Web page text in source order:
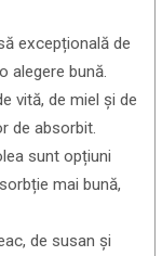
excepțională de
alegere bună.
vită, de miel și de
de absorbit.
sunt opțiuni
mai bună,
de susan și